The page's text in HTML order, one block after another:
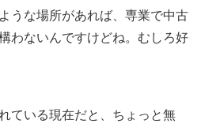
うな場所があれば、専業で中古
わないんですけどね。むしろ好
ている現在だと、ちょっと無